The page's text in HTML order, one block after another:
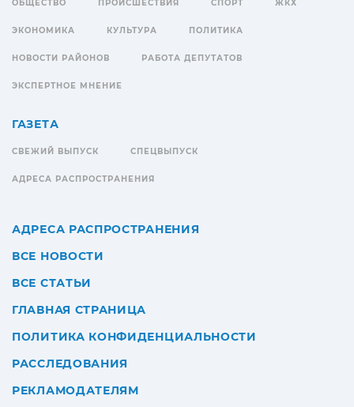
ОБЩЕСТВО ПРОИСШЕСТВИЯ СПОРТ ЖКХ
ЭКОНОМИКА КУЛЬТУРА ПОЛИТИКА
НОВОСТИ РАЙОНОВ РАБОТА ДЕПУТАТОВ
ЭКСПЕРТНОЕ МНЕНИЕ
ГАЗЕТА
СВЕЖИЙ ВЫПУСК СПЕЦВЫПУСК
АДРЕСА РАСПРОСТРАНЕНИЯ
АДРЕСА РАСПРОСТРАНЕНИЯ
ВСЕ НОВОСТИ
ВСЕ СТАТЬИ
ГЛАВНАЯ СТРАНИЦА
ПОЛИТИКА КОНФИДЕНЦИАЛЬНОСТИ
РАССЛЕДОВАНИЯ
РЕКЛАМОДАТЕЛЯМ